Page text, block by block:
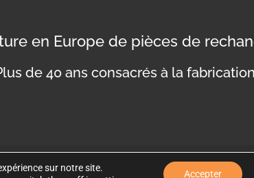
en Europe de pièces de
de 40 ans consacrés à la
Politique de confidentialité
sur notre site.
Accepter